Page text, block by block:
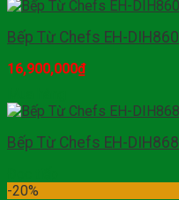
Bếp Từ Chefs EH-DIH860
16,900,000₫
Bếp Từ Chefs EH-DIH868
-20%